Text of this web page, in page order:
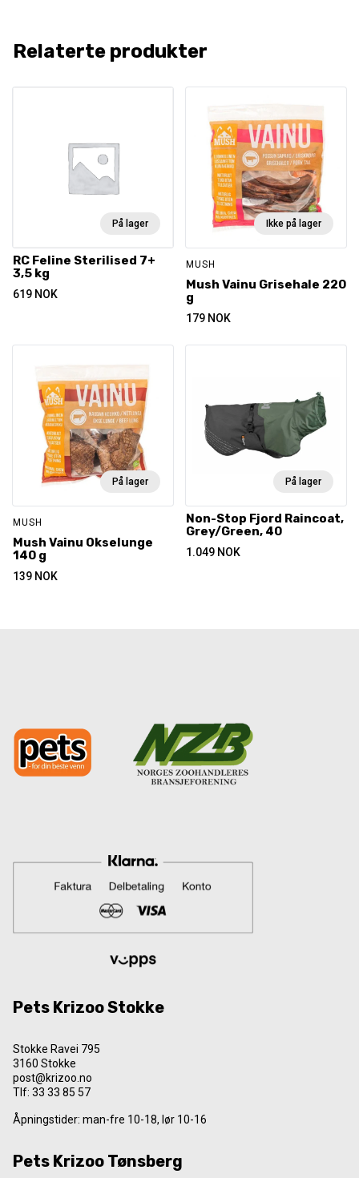
Relaterte produkter
På lager
RC Feline Sterilised 7+
3,5 kg
619 NOK
Ikke på lager
MUSH
Mush Vainu Grisehale 220
g
179 NOK
På lager
MUSH
Mush Vainu Okselunge
140 g
139 NOK
På lager
Non-Stop Fjord Raincoat,
Grey/Green, 40
1.049 NOK
Pets Krizoo Stokke
Stokke Ravei 795
3160 Stokke
post@krizoo.no
Tlf: 33 33 85 57
Åpningstider: man-fre 10-18, lør 10-16
Pets Krizoo Tønsberg